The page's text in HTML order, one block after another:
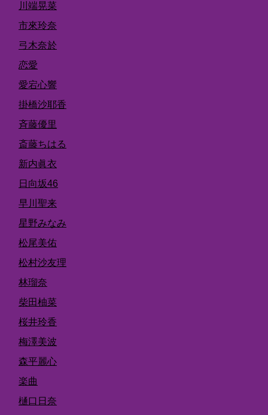
川端晃菜
市來玲奈
弓木奈於
恋愛
愛宕心響
掛橋沙耶香
斉藤優里
斎藤ちはる
新内眞衣
日向坂46
早川聖来
星野みなみ
松尾美佑
松村沙友理
林瑠奈
柴田柚菜
桜井玲香
梅澤美波
森平麗心
楽曲
樋口日奈